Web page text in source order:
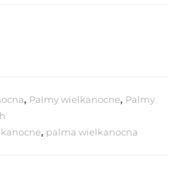
, Palmy wielkanocne, Palmy
, palma wielkanocna